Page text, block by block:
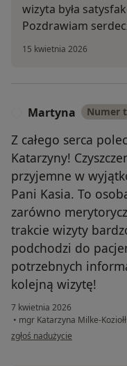
wizyta była
Pozdrawiam
15 kwietnia 2026
Martyna Numer
Z całego serca
Katarzyny!
przyjemne w
Pani Kasia. To
zarówno
trakcie wizyty
podchodzi do
potrzebnych
kolejną wizytę!
7 kwietnia 2026
• mgr Katarzyna Milke-Koziołł
w opinii użytkownika Martyna
zgłoś nadużycie